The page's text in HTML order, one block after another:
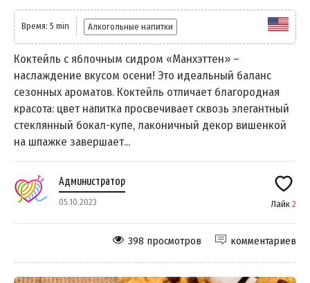
Время: 5 min Алкогольные напитки
Коктейль с яблочным сидром «Манхэттен» –
наслаждение вкусом осени! Это идеальный баланс
сезонных ароматов. Коктейль отличает благородная
красота: цвет напитка просвечивает сквозь элегантный
стеклянный бокал-купе, лаконичный декор вишенкой
на шпажке завершает...
Администратор
05.10.2023 Лайк 2
комментариев
398 просмотров